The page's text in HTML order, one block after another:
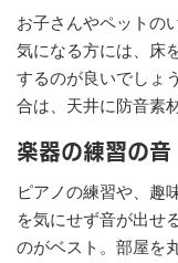
お子さんやペットの
気になる方には、床
するのが良いでしょ
合は、天井に防音素
楽器の練習の音
ピアノの練習や、趣
を気にせず音が出せ
のがベスト。部屋を